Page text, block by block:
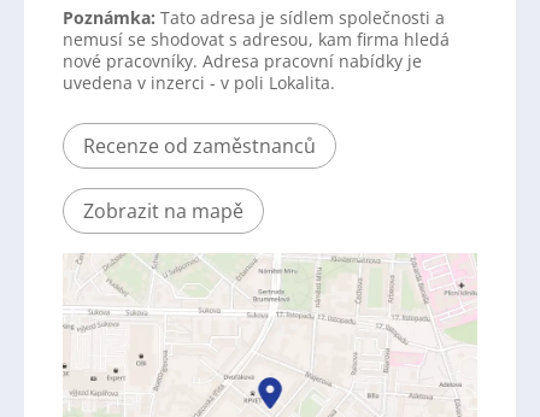
Poznámka: Tato adresa je sídlem společnosti a
nemusí se shodovat s adresou, kam firma hledá
nové pracovníky. Adresa pracovní nabídky je
uvedena v inzerci - v poli Lokalita.
Recenze od zaměstnanců
Zobrazit na mapě